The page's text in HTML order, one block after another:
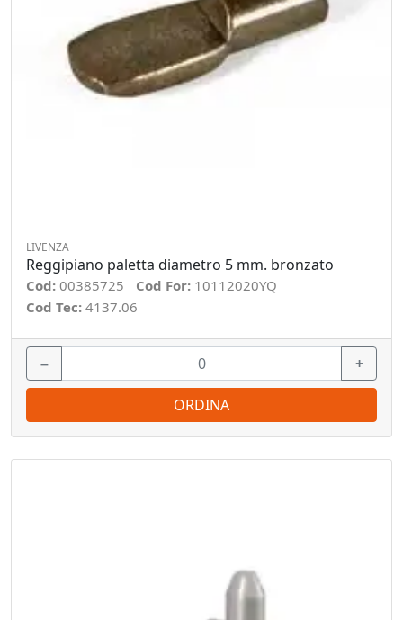
LIVENZA
Reggipiano paletta diametro 5 mm. bronzato
Cod: 00385725 Cod For: 10112020YQ
Cod Tec: 4137.06
− +
ORDINA